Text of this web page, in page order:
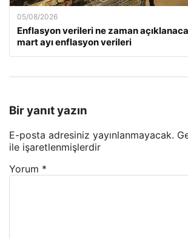
05/08/2026
Enflasyon verileri ne zaman
mart ayı enflasyon verileri
Bir yanıt yazın
E-posta adresiniz yayınlanmayacak.
ile işaretlenmişlerdir
Yorum *